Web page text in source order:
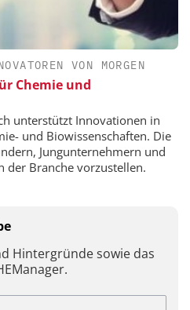
VON MORGEN
Chemie und
unterstützt Innovationen in
und Biowissenschaften. Die
Jungunternehmern und
der Branche vorzustellen.
Hintergründe sowie das